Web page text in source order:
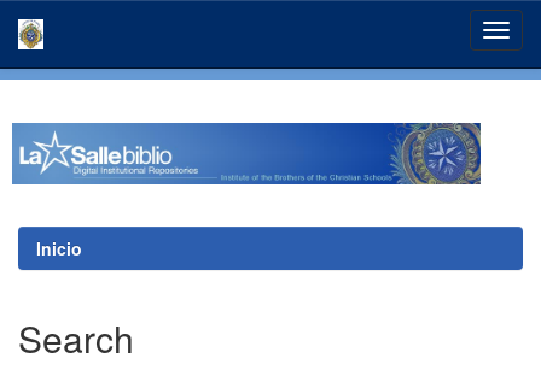
Inicio
Search